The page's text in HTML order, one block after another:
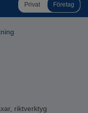
Privat Företag
riktverktyg